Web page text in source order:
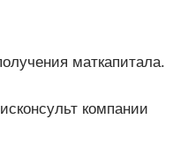
маткапитала.
компании